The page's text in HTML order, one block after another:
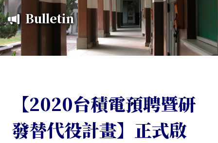
Bulletin
【2020台積電預聘暨研
發替代役計畫】正式啟